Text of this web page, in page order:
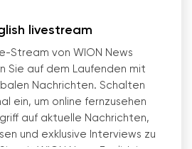
livestream
Stream von WION News
Sie auf dem Laufenden mit
Nachrichten. Schalten
ein, um online fernzusehen
auf aktuelle Nachrichten,
und exklusive Interviews zu